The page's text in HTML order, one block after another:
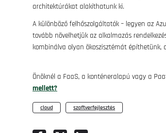
architektúrákat alakíthatunk ki.
A különböző felhőszolgáltatók – legyen az
tovább növelhetjük az alkalmazás
kombinálva olyan ökoszisztémát építhetünk,
Önöknél a FaaS, a konténeralapú vagy a
mellett?
cloud szoftverfejlesztés